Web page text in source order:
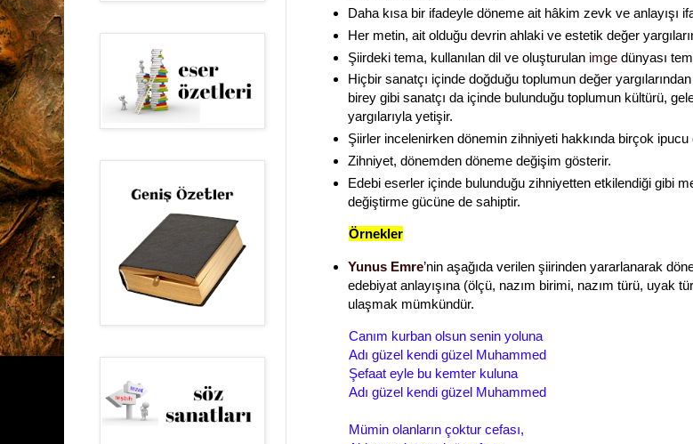
Daha kısa bir ifadeyle döneme ait hâkim zevk ve anlayışı
Her metin, ait olduğu devrin ahlaki ve estetik değer
Şiirdeki tema, kullanılan dil ve oluşturulan imgedünyası
Hiçbir sanatçı içinde doğduğu toplumun değer
birey gibi sanatçı da içinde bulunduğu toplumun kültürü,
yargılarıyla yetişir.
Şiirler incelenirken dönemin zihniyeti hakkında birçok ipucu
Zihniyet, dönemden döneme değişim gösterir.
Edebi eserler içinde bulunduğu zihniyetten etkilendiği gibi
değiştirme gücüne de sahiptir.
Örnekler
Yunus Emre’nin aşağıda verilen şiirinden yararlanarak
edebiyat anlayışına (ölçü, nazım birimi, nazım türü, uyak
ulaşmak mümkündür.
Canım kurban olsun senin yoluna
Adı güzel kendi güzel Muhammed
Şefaat eyle bu kemter kuluna
Adı güzel kendi güzel Muhammed
Mümin olanların çoktur cefası,